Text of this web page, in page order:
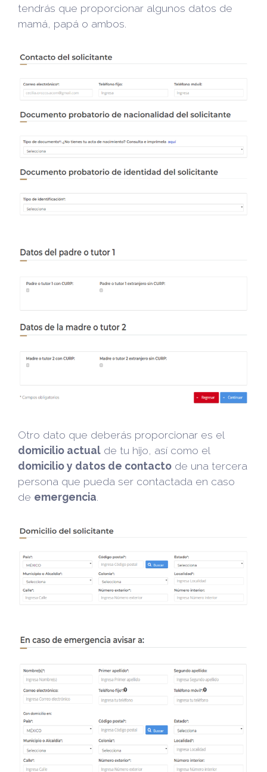
tendrás que proporcionar algunos datos de
mamá, papá o ambos.
Otro dato que deberás proporcionar es el
domicilio actual de tu hijo, así como el
domicilio y datos de contacto de una tercera
persona que pueda ser contactada en caso
de emergencia